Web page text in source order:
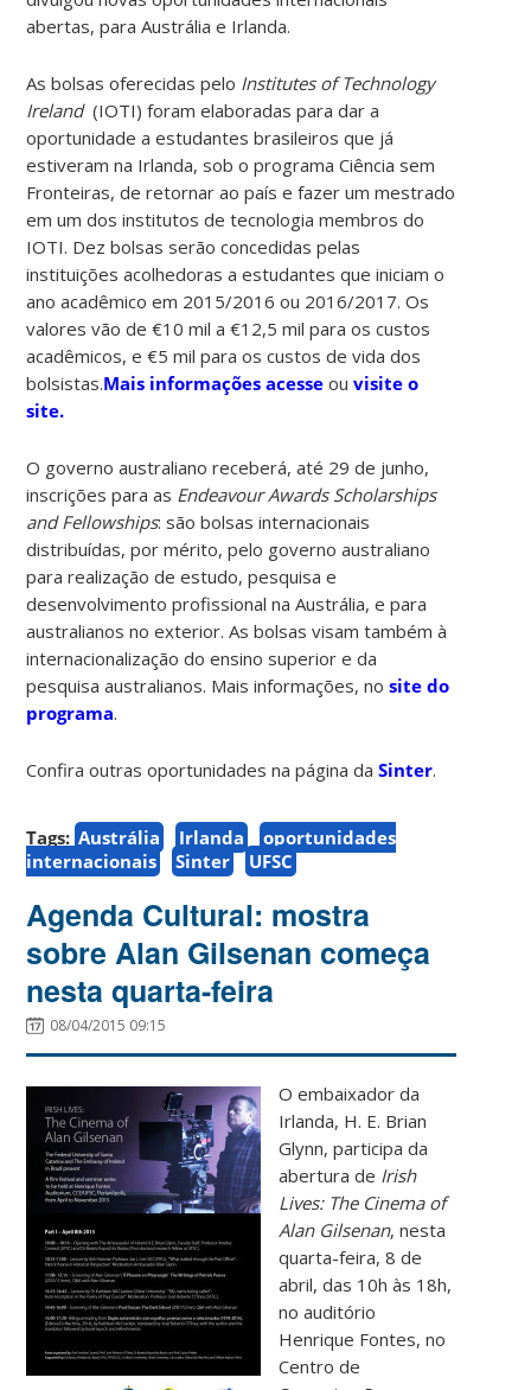
abertas, para Austrália e Irlanda.
As bolsas oferecidas pelo Institutes of Technology
Ireland(IOTI) foram elaboradas para dar a
oportunidade a estudantes brasileiros que já
estiveram na Irlanda, sob o programa Ciência sem
Fronteiras, de retornar ao país e fazer um mestrado
em um dos institutos de tecnologia membros do
IOTI. Dez bolsas serão concedidas pelas
instituições acolhedoras a estudantes que iniciam o
ano acadêmico em 2015/2016 ou 2016/2017. Os
valores vão de €10 mil a €12,5 mil para os custos
acadêmicos, e €5 mil para os custos de vida dos
bolsistas.Mais informações acesse ouvisite o
site.
O governo australiano receberá, até 29 de junho,
inscrições para as Endeavour Awards Scholarships
and Fellowships: são bolsas internacionais
distribuídas, por mérito, pelo governo australiano
para realização de estudo, pesquisa e
desenvolvimento profissional na Austrália, e para
australianos no exterior. As bolsas visam também à
internacionalização do ensino superior e da
pesquisa australianos. Mais informações, nosite do
programa.
Confira outras oportunidades na página daSinter.
Tags: Austrália Irlanda
oportunidades
internacionais
Sinter UFSC
Agenda Cultural: mostra
sobre Alan Gilsenan começa
nesta quarta-feira
08/04/2015 09:15
O embaixador da
Irlanda, H. E. Brian
Glynn, participa da
abertura de Irish
Lives: The Cinema of
Alan Gilsenan, nesta
quarta-feira, 8 de
abril, das 10h às 18h,
no auditório
Henrique Fontes, no
Centro de